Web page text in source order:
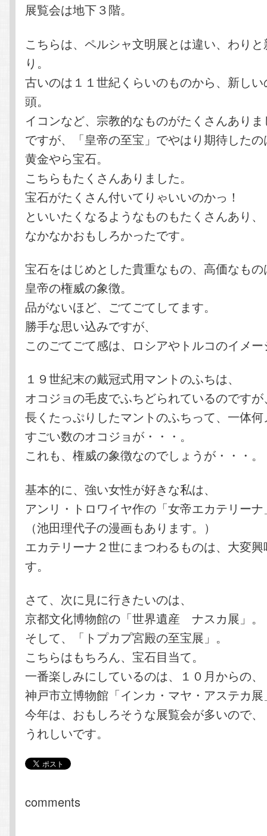
展覧会は地下３階。
こちらは、ペルシャ文明展とは違い、わり
り。
古いのは１１世紀くらいのものから、新し
頭。
イコンなど、宗教的なものがたくさんあり
ですが、「皇帝の至宝」でやはり期待した
黄金やら宝石。
こちらもたくさんありました。
宝石がたくさん付いてりゃいいのかっ！
といいたくなるようなものもたくさんあり、
なかなかおもしろかったです。
宝石をはじめとした貴重なもの、高価なも
皇帝の権威の象徴。
品がないほど、ごてごてしてます。
勝手な思い込みですが、
このごてごて感は、ロシアやトルコのイメ
１９世紀末の戴冠式用マントのふちは、
オコジョの毛皮でふちどられているのですが
長くたっぷりしたマントのふちって、一体
すごい数のオコジョが・・・。
これも、権威の象徴なのでしょうが・・・。
基本的に、強い女性が好きな私は、
アンリ・トロワイヤ作の「女帝エカテリー
（池田理代子の漫画もあります。）
エカテリーナ２世にまつわるものは、大変
す。
さて、次に見に行きたいのは、
京都文化博物館の「世界遺産 ナスカ展」。
そして、「トプカプ宮殿の至宝展」。
こちらはもちろん、宝石目当て。
一番楽しみにしているのは、１０月からの、
神戸市立博物館「インカ・マヤ・アステカ展
今年は、おもしろそうな展覧会が多いので、
うれしいです。
comments